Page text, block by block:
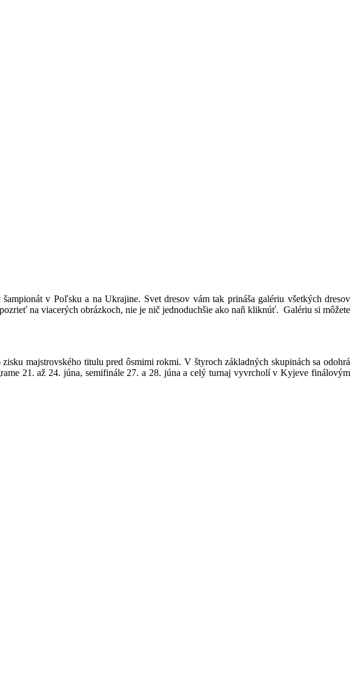
v Poľsku a na Ukrajine. Svet dresov vám tak prináša galériu všetkých dresov
na viacerých obrázkoch, nie je nič jednoduchšie ako naň kliknúť. Galériu si môžete
majstrovského titulu pred ôsmimi rokmi. V štyroch základných skupinách sa odohrá
21. až 24. júna, semifinále 27. a 28. júna a celý turnaj vyvrcholí v Kyjeve finálovým